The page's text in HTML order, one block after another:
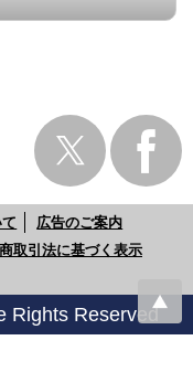
広告のご案内
取引法に基づく表示
Rights Reserved